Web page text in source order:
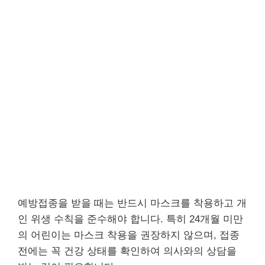
예방접종을 받을 때는 반드시 마스크를 착용하고 개
인 위생 수칙을 준수해야 합니다. 특히 24개월 미만
의 어린이는 마스크 착용을 권장하지 않으며, 접종
전에는 꼭 건강 상태를 확인하여 의사와의 상담을